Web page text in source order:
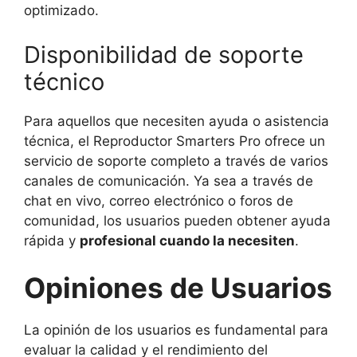
optimizado.
Disponibilidad de soporte
técnico
Para aquellos que necesiten ayuda o asistencia
técnica, el Reproductor Smarters Pro ofrece un
servicio de soporte completo a través de varios
canales de comunicación. Ya sea a través de
chat en vivo, correo electrónico o foros de
comunidad, los usuarios pueden obtener ayuda
rápida y profesional cuando la necesiten.
Opiniones de Usuarios
La opinión de los usuarios es fundamental para
evaluar la calidad y el rendimiento del